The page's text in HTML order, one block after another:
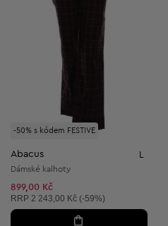
-50% s kódem FESTIVE
Abacus
Dámské kalhoty
899,00 Kč
Doporučená cena:
RRP 2 243,00 Kč (-59%)